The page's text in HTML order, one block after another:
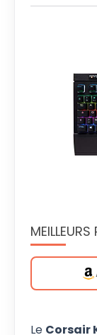
MEILLEURS
Le Corsair